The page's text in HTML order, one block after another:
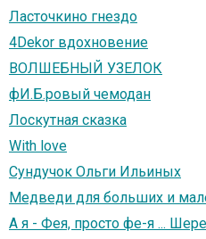
Ласточкино гнездо
4Dekor вдохновение
ВОЛШЕБНЫЙ УЗЕЛОК
фИ.Б.ровый чемодан
Лоскутная сказка
With love
Сундучок Ольги Ильиных
Медведи для больших и
А я - Фея, просто фе-я ...